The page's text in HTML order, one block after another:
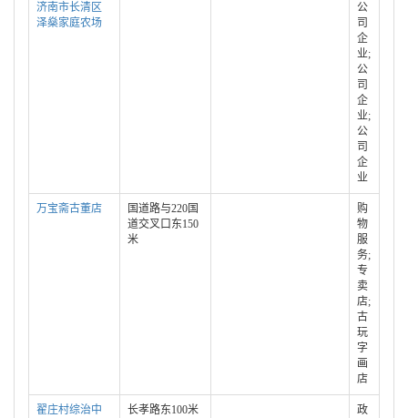
济南市长清区
泽燊家庭农场
公
司
企
业;
公
司
企
业;
公
司
企
业
万宝斋古董店
国道路与220国
道交叉口东150
米
购
物
服
务;
专
卖
店;
古
玩
字
画
店
翟庄村综治中
长孝路东100米
政